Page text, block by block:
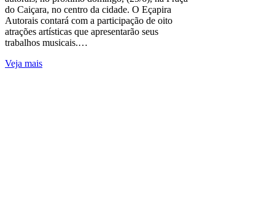
do Caiçara, no centro da cidade. O Eçapira
Autorais contará com a participação de oito
atrações artísticas que apresentarão seus
trabalhos musicais.…
Veja mais